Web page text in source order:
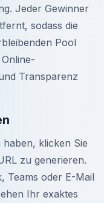
Jeder Gewinner
sodass die
Pool
Transparenz
klicken Sie
zu generieren.
Teams oder E-Mail
Ihr exaktes